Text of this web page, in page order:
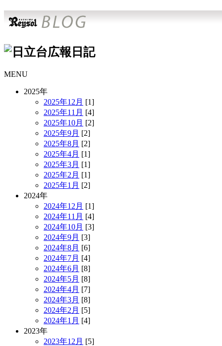
MENU
2025年
2025年12月 [1]
2025年11月 [4]
2025年10月 [2]
2025年9月 [2]
2025年8月 [2]
2025年4月 [1]
2025年3月 [1]
2025年2月 [1]
2025年1月 [2]
2024年
2024年12月 [1]
2024年11月 [4]
2024年10月 [3]
2024年9月 [3]
2024年8月 [6]
2024年7月 [4]
2024年6月 [8]
2024年5月 [8]
2024年4月 [7]
2024年3月 [8]
2024年2月 [5]
2024年1月 [4]
2023年
2023年12月 [5]